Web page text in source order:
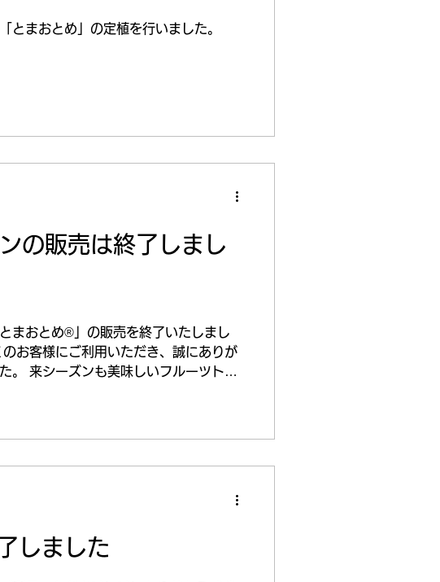
とまおとめ」の定植を行いました。
の販売は終了しまし
まおとめ®」の販売を終了いたしまし
お客様にご利用いただき、誠にありが
。 来シーズンも美味しいフルーツトマ
しました